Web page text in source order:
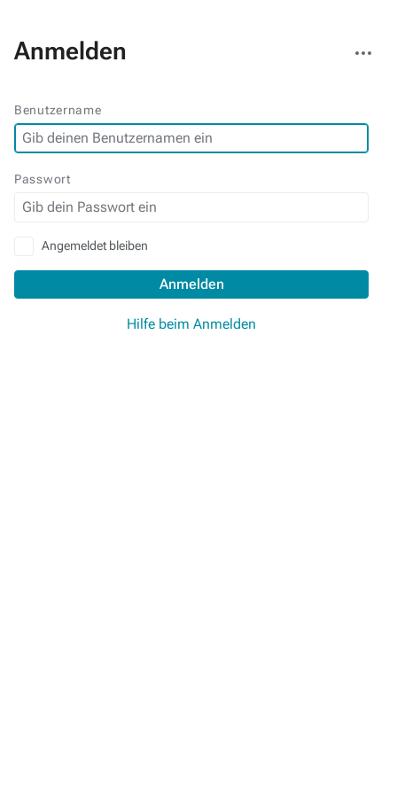
Anmelden
Aktionen
Benutzername
Passwort
Angemeldet bleiben
Anmelden
Hilfe beim Anmelden